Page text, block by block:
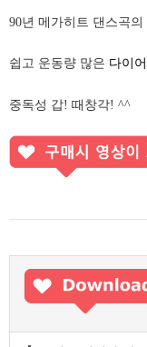
90년 메가히트 댄스곡
쉽고 운동량 많은 다이
중독성 갑! 때창각! ^^